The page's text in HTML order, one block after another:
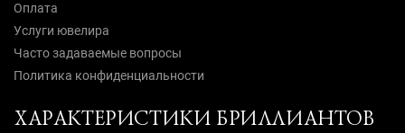
Оплата
Услуги ювелира
Часто задаваемые вопросы
Политика конфиденциальности
ХАРАКТЕРИСТИКИ БРИЛЛИАНТОВ